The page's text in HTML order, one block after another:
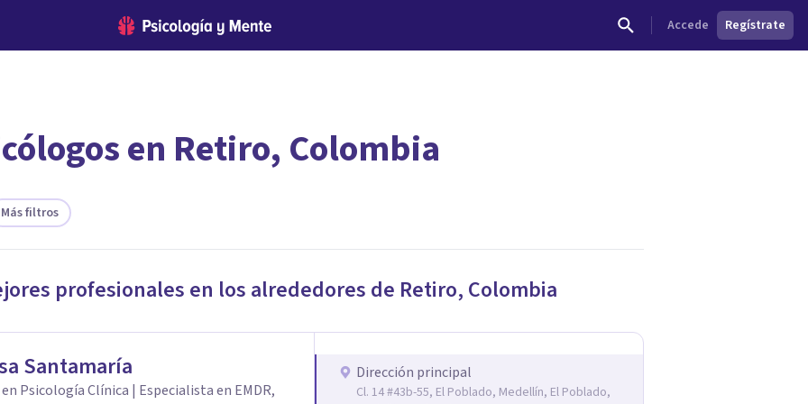
Accede Regístrate
el psicólogo adecuado?
en Retiro, Colombia
Más filtros
profesionales en los alrededores de Retiro, Colombia
Santamaría
Psicología Clínica | Especialista en EMDR,
Dirección principal
Cl. 14 #43b-55, El Poblado, Medellín, El Poblado,